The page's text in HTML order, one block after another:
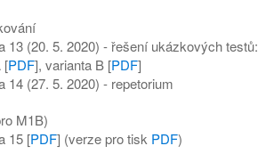
13 (20. 5. 2020) - řešení ukázkových testů:
[PDF], varianta B [PDF]
14 (27. 5. 2020) - repetorium
M1B)
15 [PDF] (verze pro tisk PDF)